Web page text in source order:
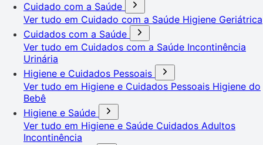
Cuidado com a Saúde
Ver tudo em Cuidado com a Saúde Higiene Geriátrica
Cuidados com a Saúde
Ver tudo em Cuidados com a Saúde Incontinência
Urinária
Higiene e Cuidados Pessoais
Ver tudo em Higiene e Cuidados Pessoais Higiene do
Bebê
Higiene e Saúde
Ver tudo em Higiene e Saúde Cuidados Adultos
Incontinência